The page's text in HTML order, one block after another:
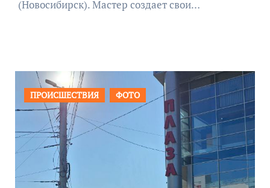
(Новосибирск). Мастер создает свои…
ПРОИСШЕСТВИЯ ФОТО